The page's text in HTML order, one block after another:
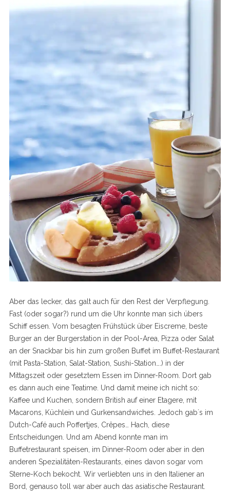
Aber das lecker, das galt auch für den Rest der Verpflegung.
Fast (oder sogar?) rund um die Uhr konnte man sich übers
Schiff essen. Vom besagten Frühstück über Eiscreme, beste
Burger an der Burgerstation in der Pool-Area, Pizza oder Salat
an der Snackbar bis hin zum großen Buffet im Buffet-Restaurant
(mit Pasta-Station, Salat-Station, Sushi-Station….) in der
Mittagszeit oder gesetztem Essen im Dinner-Room. Dort gab
es dann auch eine Teatime. Und damit meine ich nicht so:
Kaffee und Kuchen, sondern British auf einer Etagere, mit
Macarons, Küchlein und Gurkensandwiches. Jedoch gab`s im
Dutch-Café auch Poffertjes, Crêpes… Hach, diese
Entscheidungen. Und am Abend konnte man im
Buffetrestaurant speisen, im Dinner-Room oder aber in den
anderen Spezialitäten-Restaurants, eines davon sogar vom
Sterne-Koch bekocht. Wir verliebten uns in den Italiener an
Bord, genauso toll war aber auch das asiatische Restaurant.